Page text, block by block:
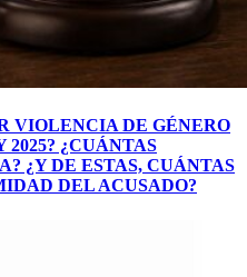
VIOLENCIA DE GÉNERO
2025? ¿CUÁNTAS
¿Y DE ESTAS, CUÁNTAS
DEL ACUSADO?